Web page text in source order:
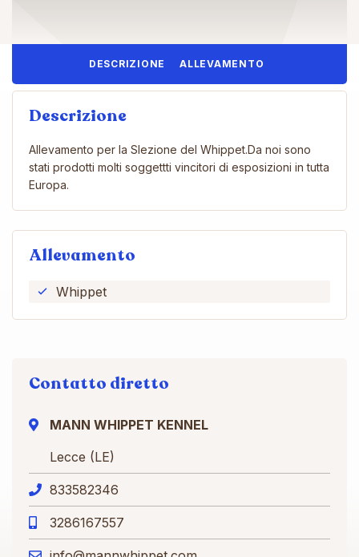
DESCRIZIONE ALLEVAMENTO
Descrizione
Allevamento per la Slezione del Whippet.Da noi sono
stati prodotti molti soggettti vincitori di esposizioni in tutta
Europa.
Allevamento
Whippet
Contatto diretto
MANN WHIPPET KENNEL
Lecce (LE)
833582346
3286167557